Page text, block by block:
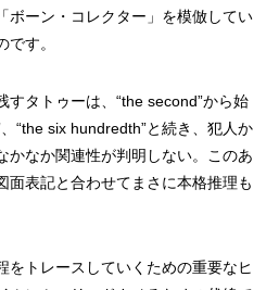
ボーン・コレクター」を模倣してい
す。
すタトゥーは、“the second”から始
、“the six hundredth”と続き、犯人か
かなか関連性が判明しない。このあ
面表記と合わせてまさに本格推理も
をトレースしていくための重要なヒ